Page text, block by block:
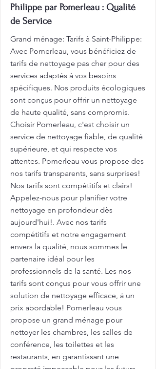
Philippe par Pomerleau : Qualité
de Service
Grand ménage: Tarifs à Saint-Philippe:
Avec Pomerleau, vous bénéficiez de
tarifs de nettoyage pas cher pour des
services adaptés à vos besoins
spécifiques. Nos produits écologiques
sont conçus pour offrir un nettoyage
de haute qualité, sans compromis.
Choisir Pomerleau, c'est choisir un
service de nettoyage fiable, de qualité
supérieure, et qui respecte vos
attentes. Pomerleau vous propose des
nos tarifs transparents, sans surprises!
Nos tarifs sont compétitifs et clairs!
Appelez-nous pour planifier votre
nettoyage en profondeur dès
aujourd'hui!. Avec nos tarifs
compétitifs et notre engagement
envers la qualité, nous sommes le
partenaire idéal pour les
professionnels de la santé. Les nos
tarifs sont conçus pour vous offrir une
solution de nettoyage efficace, à un
prix abordable! Pomerleau vous
propose un grand ménage pour
nettoyer les chambres, les salles de
conférence, les toilettes et les
restaurants, en garantissant une